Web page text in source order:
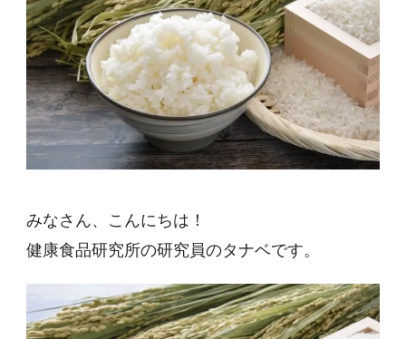
みなさん、こんにちは！
健康食品研究所の研究員のタナベです。